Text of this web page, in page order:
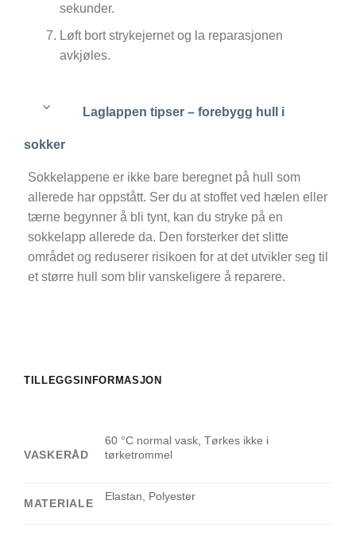
sekunder.
Løft bort strykejernet og la reparasjonen
avkjøles.
Laglappen tipser – forebygg hull i
sokker
Sokkelappene er ikke bare beregnet på hull som
allerede har oppstått. Ser du at stoffet ved hælen eller
tærne begynner å bli tynt, kan du stryke på en
sokkelapp allerede da. Den forsterker det slitte
området og reduserer risikoen for at det utvikler seg til
et større hull som blir vanskeligere å reparere.
TILLEGGSINFORMASJON
VASKERÅD
60 °C normal vask, Tørkes ikke i
tørketrommel
MATERIALE
Elastan, Polyester